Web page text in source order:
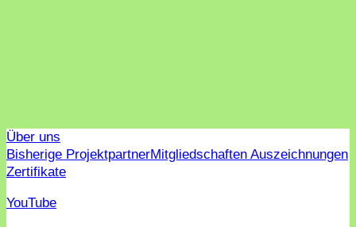
Über uns
Bisherige ProjektpartnerMitgliedschaften Auszeichnungen
Zertifikate
YouTube